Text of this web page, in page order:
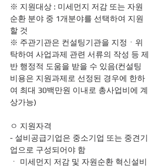
※ 지원대상 : 미세먼지 저감 또는 자원
순환 분야 중 1개분야를 선택하여 지원
할 것
※ 주관기관은 컨설팅기관을 지정ㆍ위
탁하여 사업과제 관련 서류의 작성 등 제
반 행정적 도움을 받을 수 있음(컨설팅
비용은 지원과제로 선정된 경우에 한하
여 최대 30백만원 이내로 총사업비에 계
상가능)
ㅇ 지원자격
- 설비공급기업은 중소기업 또는 중견기
업으로 구성되어야 함
ㆍ 미세먼지 저감 및 자원순환 혁신설비